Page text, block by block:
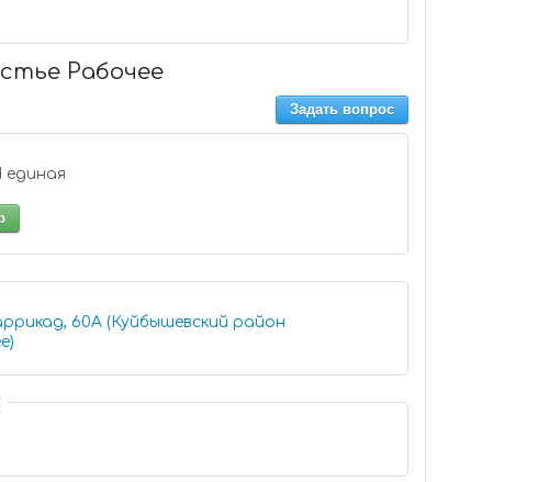
Рабочее
Задать вопрос
60А (Куйбышевский район